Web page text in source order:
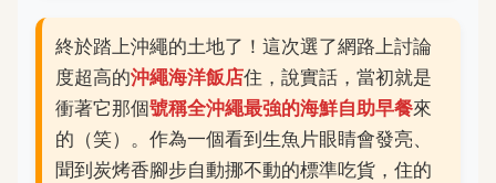
終於踏上沖繩的土地了！這次選了網路上討論
度超高的沖繩海洋飯店住，說實話，當初就是
衝著它那個號稱全沖繩最強的海鮮自助早餐來
的（笑）。作為一個看到生魚片眼睛會發亮、
聞到炭烤香腳步自動挪不動的標準吃貨，住的